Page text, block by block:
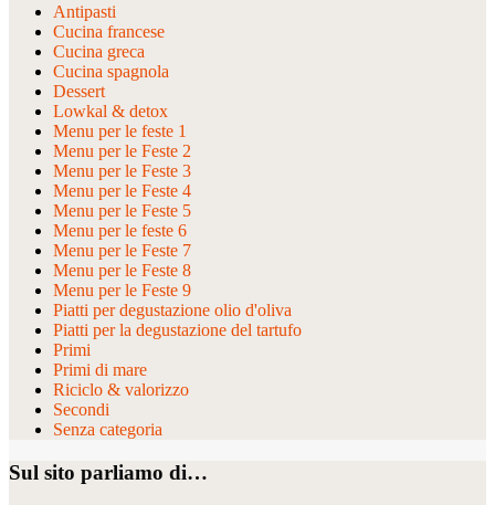
Antipasti
Cucina francese
Cucina greca
Cucina spagnola
Dessert
Lowkal & detox
Menu per le feste 1
Menu per le Feste 2
Menu per le Feste 3
Menu per le Feste 4
Menu per le Feste 5
Menu per le feste 6
Menu per le Feste 7
Menu per le Feste 8
Menu per le Feste 9
Piatti per degustazione olio d'oliva
Piatti per la degustazione del tartufo
Primi
Primi di mare
Riciclo & valorizzo
Secondi
Senza categoria
Sul sito parliamo di…